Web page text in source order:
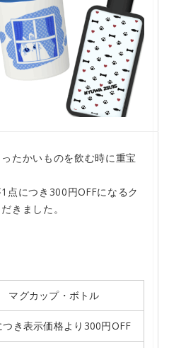
たかいものを飲む時に重宝
点につき300円OFFになるク
きました。
マグカップ・ボトル
つき表示価格より300円OFF